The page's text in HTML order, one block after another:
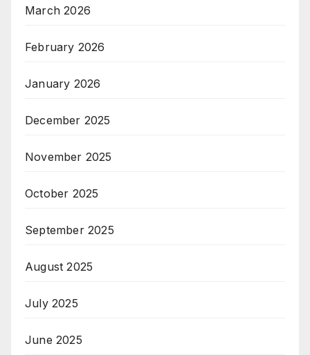
March 2026
February 2026
January 2026
December 2025
November 2025
October 2025
September 2025
August 2025
July 2025
June 2025